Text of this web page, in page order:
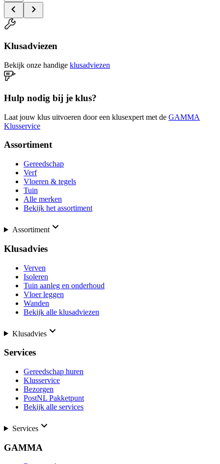
Klusadviezen
Bekijk onze handige klusadviezen
Hulp nodig bij je klus?
Laat jouw klus uitvoeren door een klusexpert met de GAMMA
Klusservice
Assortiment
Gereedschap
Verf
Vloeren & tegels
Tuin
Alle merken
Bekijk het assortiment
Assortiment
Klusadvies
Verven
Isoleren
Tuin aanleg en onderhoud
Vloer leggen
Wanden
Bekijk alle klusadviezen
Klusadvies
Services
Gereedschap huren
Klusservice
Bezorgen
PostNL Pakketpunt
Bekijk alle services
Services
GAMMA